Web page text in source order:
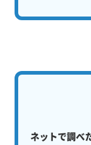
ネットで調べ